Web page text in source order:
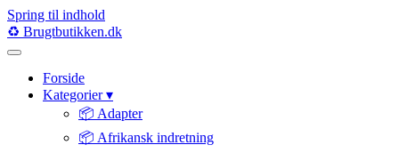
Spring til indhold
♻️ Brugtbutikken.dk
Forside
Kategorier▾
📦 Adapter
📦 Afrikansk indretning